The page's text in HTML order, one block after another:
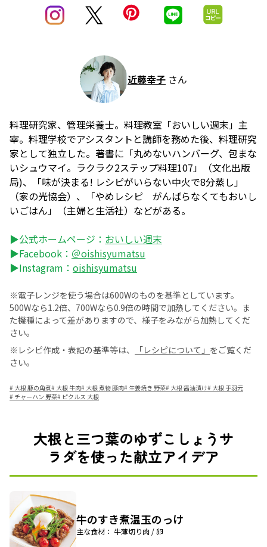
近藤幸子 さん
料理研究家、管理栄養士。料理教室「おいしい週末」主
宰。料理学校でアシスタントと講師を務めた後、料理研究
家として独立した。著書に「丸めないハンバーグ、包まな
いシュウマイ。ラクラク2ステップ料理107」（文化出版
局)、「味が決まる! レシピがいらない中火で8分蒸し」
（家の光協会）、「やめレシピ がんばらなくてもおいし
いごはん」（主婦と生活社）などがある。
▶公式ホームページ： おいしい週末
▶Facebook： ＠oishisyumatsu
▶Instagram： oishisyumatsu
※電子レンジを使う場合は600Wのものを基準としています。
500Wなら1.2倍、700Wなら0.9倍の時間で加熱してください。ま
た機種によって差がありますので、様子をみながら加熱してくだ
さい。
※レシピ作成・表記の基準等は、
「レシピについて」 をご覧くだ
さい。
# 大根 豚の角煮# 大根 牛肉# 大根 煮物 豚肉# 生姜焼き 野菜# 大根 醤油漬け# 大根 手羽元
# チャーハン 野菜# ピクルス 大根
大根と三つ葉のゆずこしょうサ
ラダを使った献立アイデア
牛のすき煮温玉のっけ
主な食材： 牛薄切り肉 / 卵